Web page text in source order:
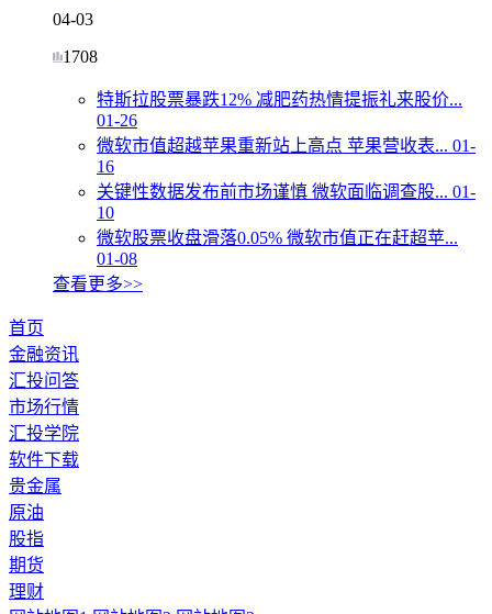
04-03
1708
特斯拉股票暴跌12% 减肥药热情提振礼来股价...
01-26
微软市值超越苹果重新站上高点 苹果营收表... 01-
16
关键性数据发布前市场谨慎 微软面临调查股... 01-
10
微软股票收盘滑落0.05% 微软市值正在赶超苹...
01-08
查看更多>>
首页
金融资讯
汇投问答
市场行情
汇投学院
软件下载
贵金属
原油
股指
期货
理财